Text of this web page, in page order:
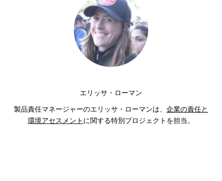
エリッサ・ローマン
製品責任マネージャーのエリッサ・ローマンは、 企業の責任と
環境アセスメント に関する特別プロジェクトを担当。